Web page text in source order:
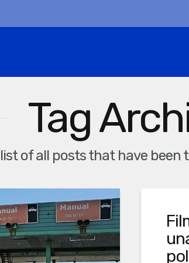
Tag
of all posts that have been